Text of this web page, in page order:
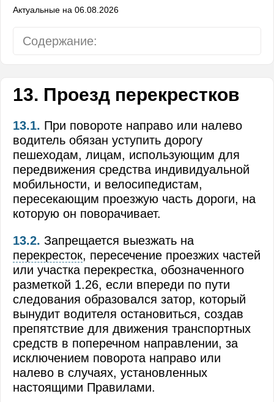
Актуальные на 06.08.2026
Содержание:
Общие обязанности водителей
Применение специальных сигналов
Обязанности пешеходов
Обязанности пассажиров
Сигналы светофора и регулировщика
Применение аварийной сигнализации и
Начало движения, маневрирование
Расположение транспортных средств на
Скорость движения
Обгон, опережение, встречный разъезд
Остановка и стоянка
Проезд перекрестков
Пешеходные переходы и места остановок
13. Проезд перекрестков
13.1. При повороте направо или налево
водитель обязан уступить дорогу
пешеходам, лицам, использующим для
передвижения средства индивидуальной
мобильности, и велосипедистам,
пересекающим проезжую часть дороги, на
которую он поворачивает.
13.2. Запрещается выезжать на
перекресток, пересечение проезжих частей
или участка перекрестка, обозначенного
разметкой 1.26, если впереди по пути
следования образовался затор, который
вынудит водителя остановиться, создав
препятствие для движения транспортных
средств в поперечном направлении, за
исключением поворота направо или
налево в случаях, установленных
настоящими Правилами.